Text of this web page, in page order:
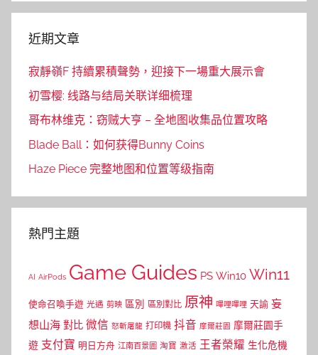
近期文章
寂靜嶺F 持續累積聲勢，迎接下一場重大展示會
初雪樱: 线路与结局关联详细梳理
哥布林维克：窃贼大亨 – 全地图收集品位置攻略
Blade Ball：如何获得Bunny Coins
Haze Piece 完整地图和位置等级指南
熱門主題
AI AirPods Game Guides PS Win10 Win11
使命召喚手遊 光遇 剪映 區別 區別對比 原神 嗶哩嗶哩 天諭 妄
想山海 對比 微信 怒斬屠龍 打印機 抖音 摩爾莊園 摩爾莊園手
遊 支付寶 明日方舟 江南百景圖 淘寶 激活 王者榮耀 生化危機